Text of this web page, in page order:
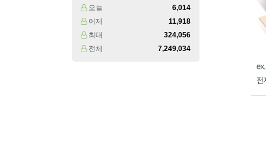
오늘
6,014
어제
11,918
최대
324,056
전체
7,249,034